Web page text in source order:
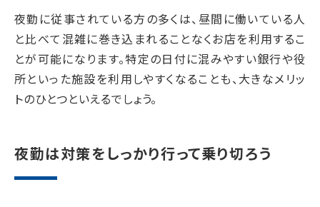
夜勤に従事されている方の多くは、昼間に働いている人
と比べて混雑に巻き込まれることなくお店を利用するこ
とが可能になります。特定の日付に混みやすい銀行や役
所といった施設を利用しやすくなることも、大きなメリッ
トのひとつといえるでしょう。
夜勤は対策をしっかり行って乗り切ろう